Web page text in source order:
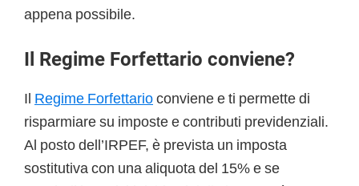
appena possibile.
Il Regime Forfettario conviene?
Il Regime Forfettarioconviene e ti permette di
risparmiare su imposte e contributi previdenziali.
Al posto dell’IRPEF, è prevista un imposta
sostitutiva con una aliquota del 15% e se